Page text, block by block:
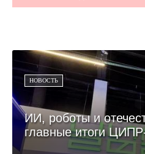
НОВОСТЬ
ИИ, роботы и
главные итоги